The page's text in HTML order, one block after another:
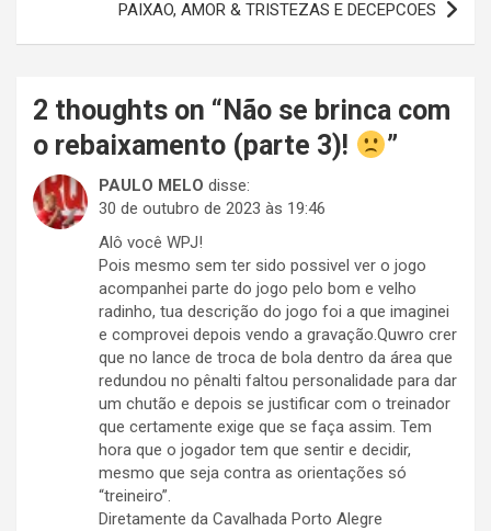
PAIXAO, AMOR & TRISTEZAS E DECEPCOES
2 thoughts on “ Não se brinca com
o rebaixamento (parte 3)!
”
PAULO MELO disse:
30 de outubro de 2023 às 19:46
Alô você WPJ!
Pois mesmo sem ter sido possivel ver o jogo
acompanhei parte do jogo pelo bom e velho
radinho, tua descrição do jogo foi a que imaginei
e comprovei depois vendo a gravação.Quwro crer
que no lance de troca de bola dentro da área que
redundou no pênalti faltou personalidade para dar
um chutão e depois se justificar com o treinador
que certamente exige que se faça assim. Tem
hora que o jogador tem que sentir e decidir,
mesmo que seja contra as orientações só
“treineiro”.
Diretamente da Cavalhada Porto Alegre